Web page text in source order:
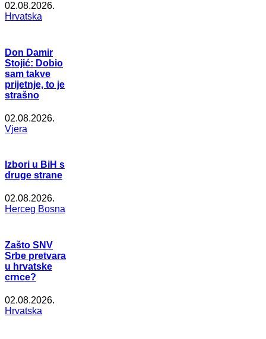
02.08.2026.
Hrvatska
Don Damir
Stojić: Dobio
sam takve
prijetnje, to je
strašno
02.08.2026.
Vjera
Izbori u BiH s
druge strane
02.08.2026.
Herceg Bosna
Zašto SNV
Srbe pretvara
u hrvatske
crnce?
02.08.2026.
Hrvatska